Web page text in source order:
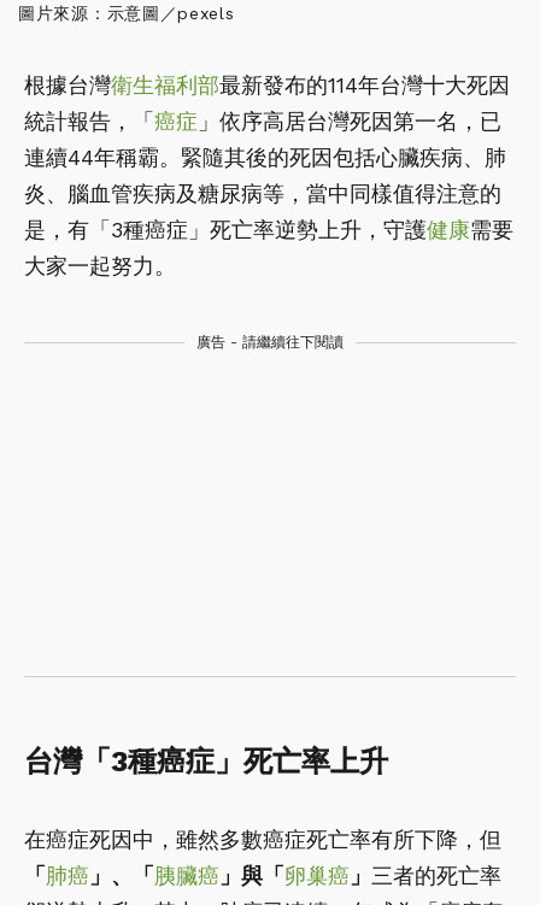
圖片來源：示意圖／pexels
根據台灣衛生福利部最新發布的114年台灣十大死因
統計報告，「癌症 」依序高居台灣死因第一名，已
連續44年稱霸。緊隨其後的死因包括心臟疾病、肺
炎、腦血管疾病及糖尿病等，當中同樣值得注意的
是，有「3種癌症」死亡率逆勢上升，守護健康需要
大家一起努力。
廣告 - 請繼續往下閱讀
台灣「3種癌症」死亡率上升
在癌症死因中，雖然多數癌症死亡率有所下降，但
「肺癌 」、「胰臟癌 」與「卵巢癌 」 三者的死亡率